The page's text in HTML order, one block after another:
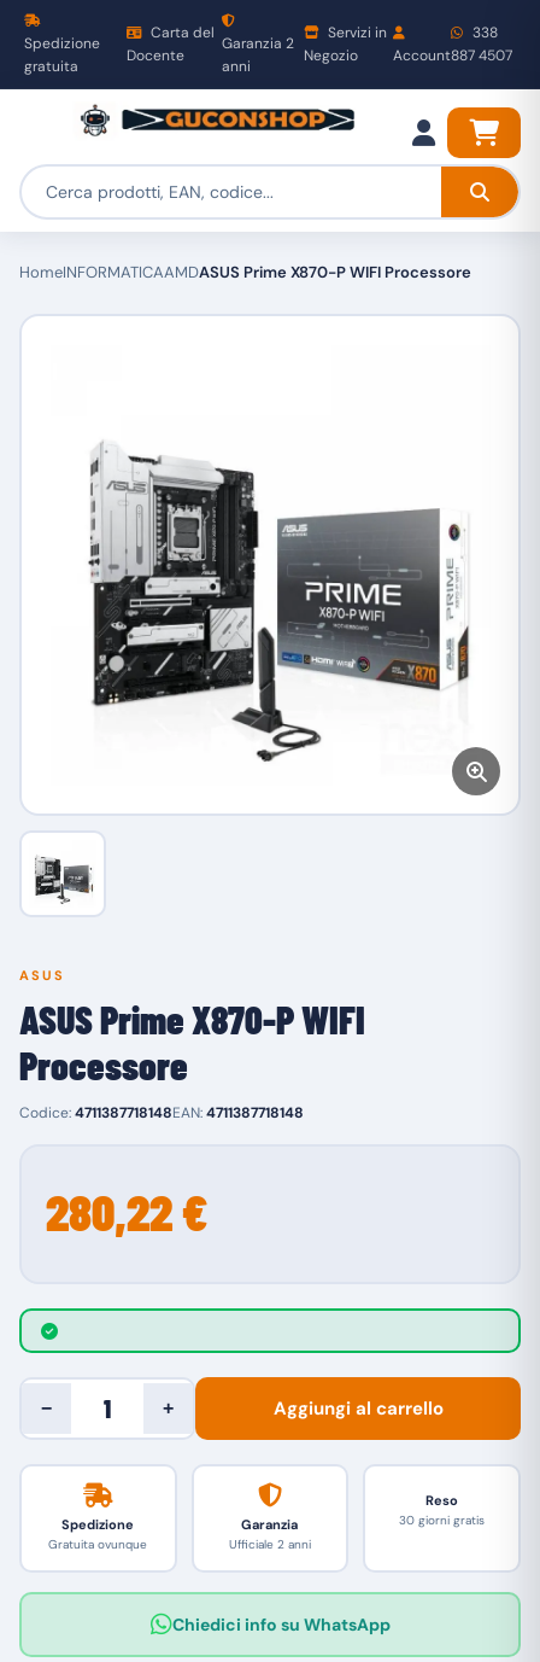
Spedizione
gratuita
Carta del
Docente
Garanzia 2
anni
Servizi in
Negozio
Account
338
887 4507
HomeINFORMATICAAMDASUS Prime X870-P WIFI Processore
ASUS
ASUS Prime X870-P WIFI
Processore
Codice:4711387718148EAN:4711387718148
280,22 €
− + Aggiungi al carrello
Spedizione
Gratuita ovunque
Garanzia
Ufficiale 2 anni
Reso
30 giorni gratis
Chiedici info su WhatsApp